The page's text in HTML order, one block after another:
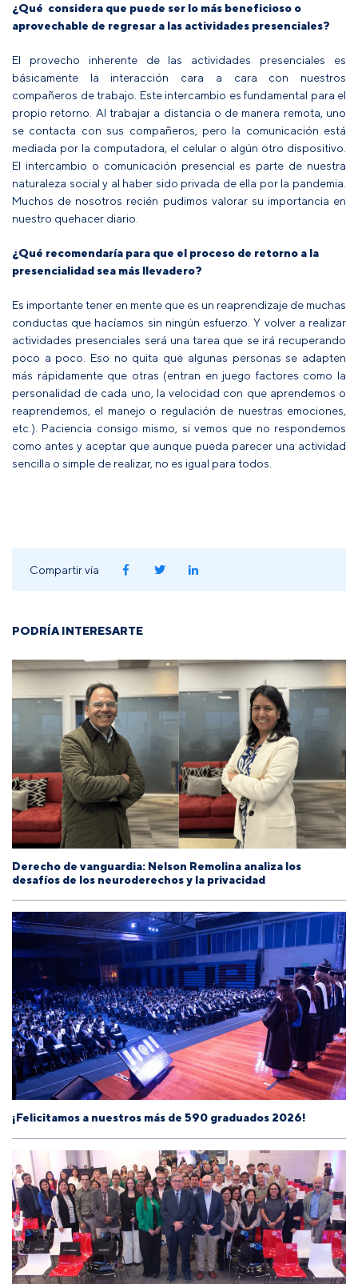
¿Qué considera que puede ser lo más beneficioso o
aprovechable de regresar a las actividades presenciales?
El provecho inherente de las actividades presenciales es
básicamente la interacción cara a cara con nuestros
compañeros de trabajo. Este intercambio es fundamental para el
propio retorno. Al trabajar a distancia o de manera remota, uno
se contacta con sus compañeros, pero la comunicación está
mediada por la computadora, el celular o algún otro dispositivo.
El intercambio o comunicación presencial es parte de nuestra
naturaleza social y al haber sido privada de ella por la pandemia.
Muchos de nosotros recién pudimos valorar su importancia en
nuestro quehacer diario.
¿Qué recomendaría para que el proceso de retorno a la
presencialidad sea más llevadero?
Es importante tener en mente que es un reaprendizaje de muchas
conductas que hacíamos sin ningún esfuerzo. Y volver a realizar
actividades presenciales será una tarea que se irá recuperando
poco a poco. Eso no quita que algunas personas se adapten
más rápidamente que otras (entran en juego factores como la
personalidad de cada uno, la velocidad con que aprendemos o
reaprendemos, el manejo o regulación de nuestras emociones,
etc.). Paciencia consigo mismo, si vemos que no respondemos
como antes y aceptar que aunque pueda parecer una actividad
sencilla o simple de realizar, no es igual para todos.
Compartir vía
PODRÍA INTERESARTE
Derecho de vanguardia: Nelson Remolina analiza los
desafíos de los neuroderechos y la privacidad
¡Felicitamos a nuestros más de 590 graduados 2026!